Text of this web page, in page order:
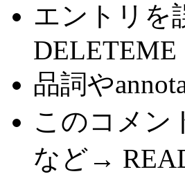
エントリを
DELETEME
品詞や
このコメン
など→